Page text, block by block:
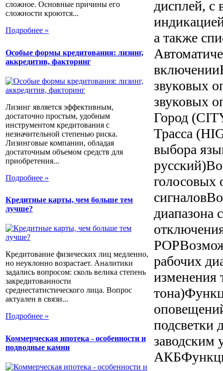
сложное. Основные причины его
сложности кроются...
Подробнее »
Особые формы кредитования: лизинг,
аккредитив, факторинг
Лизинг является эффективным,
достаточно простым, удобным
инструментом кредитования с
незначительной степенью риска.
Лизинговые компании, обладая
достаточным объемом средств для
приобретения...
Подробнее »
Кредитные карты, чем больше тем
лучше?
Кредитование физических лиц медленно,
но неуклонно возрастает. Аналитики
задались вопросом: сколь велика степень
закредитованности
среднестатистического лица. Вопрос
актуален в связи...
Подробнее »
Коммерческая ипотека - особенности и
подводные камни
дисплей, с
а также
звуковых
звуковых
Город
Трасса
выбора
голосовых
диапазона
рабочих
изменения
подсветки
заводским